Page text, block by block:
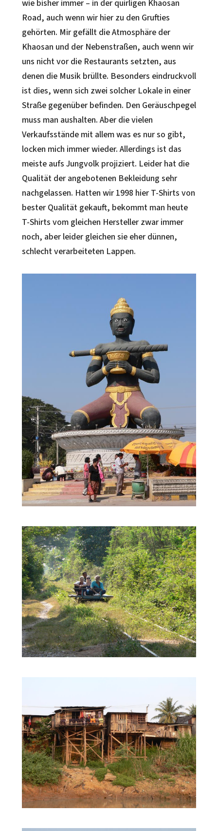
wie bisher immer – in der quirligen Khaosan
Road, auch wenn wir hier zu den Grufties
gehörten. Mir gefällt die Atmosphäre der
Khaosan und der Nebenstraßen, auch wenn wir
uns nicht vor die Restaurants setzten, aus
denen die Musik brüllte. Besonders eindruckvoll
ist dies, wenn sich zwei solcher Lokale in einer
Straße gegenüber befinden. Den Geräuschpegel
muss man aushalten. Aber die vielen
Verkaufsstände mit allem was es nur so gibt,
locken mich immer wieder. Allerdings ist das
meiste aufs Jungvolk projiziert. Leider hat die
Qualität der angebotenen Bekleidung sehr
nachgelassen. Hatten wir 1998 hier T-Shirts von
bester Qualität gekauft, bekommt man heute
T-Shirts vom gleichen Hersteller zwar immer
noch, aber leider gleichen sie eher dünnen,
schlecht verarbeiteten Lappen.